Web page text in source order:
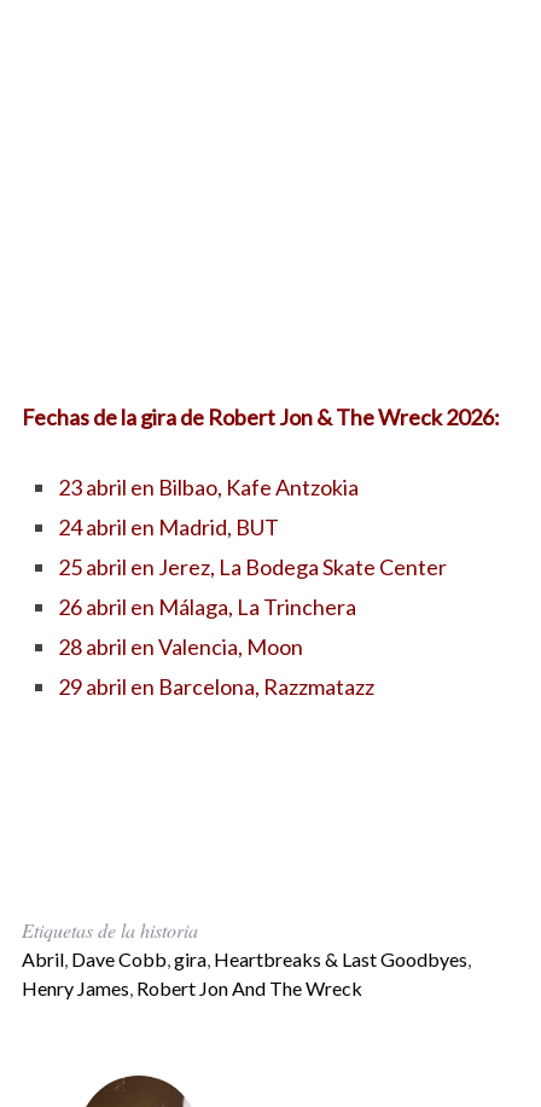
Fechas de la gira de Robert Jon & The Wreck 2026:
23 abril en Bilbao, Kafe Antzokia
24 abril en Madrid, BUT
25 abril en Jerez, La Bodega Skate Center
26 abril en Málaga, La Trinchera
28 abril en Valencia, Moon
29 abril en Barcelona, Razzmatazz
Etiquetas de la historia
Abril, Dave Cobb,gira, Heartbreaks & Last Goodbyes,
Henry James, Robert Jon And The Wreck